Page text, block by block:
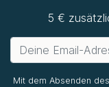
5 €
Mit dem Absenden